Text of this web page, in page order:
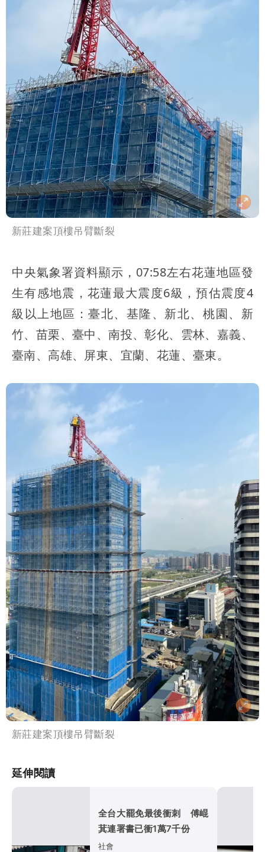
新莊建案頂樓吊臂斷裂
中央氣象署資料顯示，07:58左右花蓮地區發
生有感地震，花蓮最大震度6級，預估震度4
級以上地區：臺北、基隆、新北、桃園、新
竹、苗栗、臺中、南投、彰化、雲林、嘉義、
臺南、高雄、屏東、宜蘭、花蓮、臺東。
新莊建案頂樓吊臂斷裂
延伸閱讀
全台大罷免最後衝刺 傅崐
萁連署書已衝1萬7千份
社會